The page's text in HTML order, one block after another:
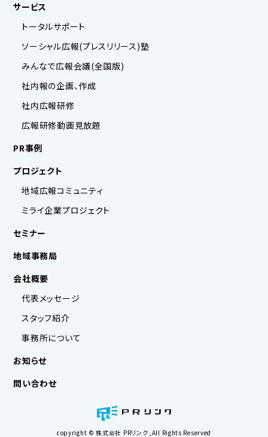
サービス
トータルサポート
ソーシャル広報(プレスリリース)塾
みんなで広報会議(全国版)
社内報の企画、作成
社内広報研修
広報研修動画見放題
PR事例
プロジェクト
地域広報コミュニティ
ミライ企業プロジェクト
セミナー
地域事務局
会社概要
代表メッセージ
スタッフ紹介
事務所について
お知らせ
問い合わせ
copyright © 株式会社 PRリンク ,All Rights Reserved